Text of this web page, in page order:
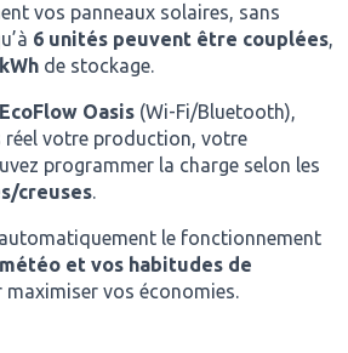
vos panneaux solaires, sans
6 unités peuvent être couplées,
de stockage.
EcoFlow Oasis(Wi-Fi/Bluetooth),
réel votre production, votre
programmer la charge selon les
creuses.
le fonctionnement
et vos habitudes de
maximiser vos économies.